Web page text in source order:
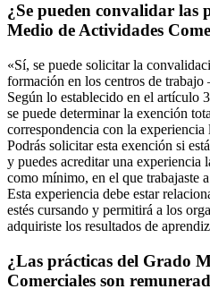
¿Se pueden convalidar las
Medio de Actividades
«Sí, se puede solicitar la
formación en los centros de trabajo
Según lo establecido en el artículo
se puede determinar la exención
correspondencia con la experiencia
Podrás solicitar esta exención si
y puedes acreditar una experiencia
como mínimo, en el que trabajaste
Esta experiencia debe estar
estés cursando y permitirá a los
adquiriste los resultados de
¿Las prácticas del Grado
Comerciales son